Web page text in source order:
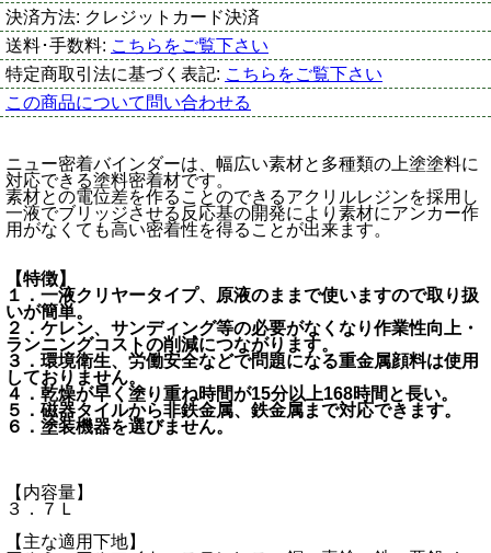
決済方法: クレジットカード決済
送料･手数料: こちらをご覧下さい
特定商取引法に基づく表記: こちらをご覧下さい
この商品について問い合わせる
ニュー密着バインダーは、幅広い素材と多種類の上塗塗料に
対応できる塗料密着材です。
素材との電位差を作ることのできるアクリルレジンを採用し
一液でブリッジさせる反応基の開発により素材にアンカー作
用がなくても高い密着性を得ることが出来ます。
【特徴】
１．一液クリヤータイプ、原液のままで使いますので取り扱
いが簡単。
２．ケレン、サンディング等の必要がなくなり作業性向上・
ランニングコストの削減につながります。
３．環境衛生、労働安全などで問題になる重金属顔料は使用
しておりません。
４．乾燥が早く塗り重ね時間が15分以上168時間と長い。
５．磁器タイルから非鉄金属、鉄金属まで対応できます。
６．塗装機器を選びません。
【内容量】
３．７Ｌ
【主な適用下地】